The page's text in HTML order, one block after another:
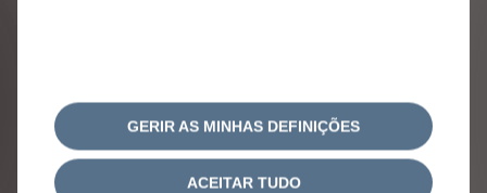
proposta
proposta
GERIR AS MINHAS DEFINIÇÕES
ACEITAR TUDO